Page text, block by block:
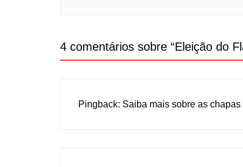
4 comentários sobre “Eleição do
Pingback: Saiba mais sobre as